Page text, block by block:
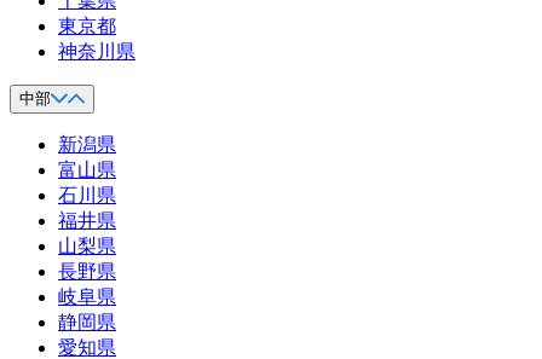
東京都
神奈川県
中部
新潟県
富山県
石川県
福井県
山梨県
長野県
岐阜県
静岡県
愛知県